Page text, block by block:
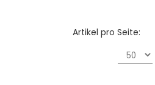
Artikel pro Seite: